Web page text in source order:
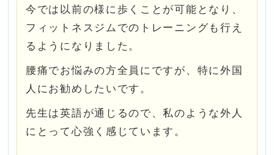
今では以前の様に歩くことが可能となり、
フィットネスジムでのトレーニングも行え
るようになりました。
腰痛でお悩みの方全員にですが、特に外国
人にお勧めしたいです。
先生は英語が通じるので、私のような外人
にとって心強く感じています。